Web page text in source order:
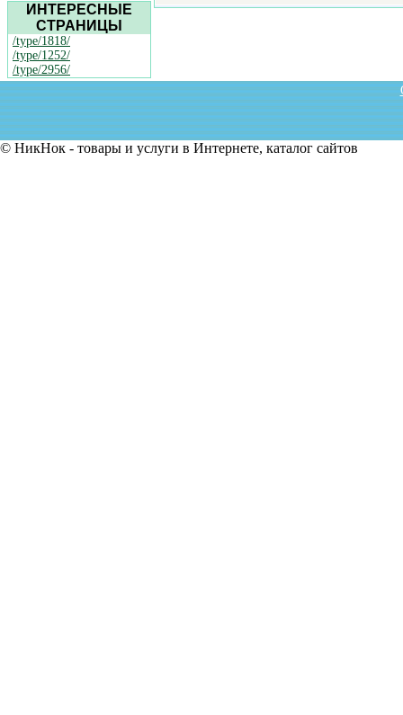
ИНТЕРЕСНЫЕ
СТРАНИЦЫ
/type/1818/
/type/1252/
/type/2956/
© НикНок - товары и услуги в Интернете, каталог сайтов